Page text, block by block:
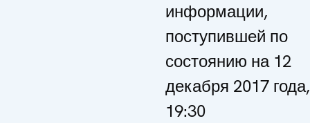
информации,
поступившей по
состоянию на 12
декабря 2017 года,
19:30